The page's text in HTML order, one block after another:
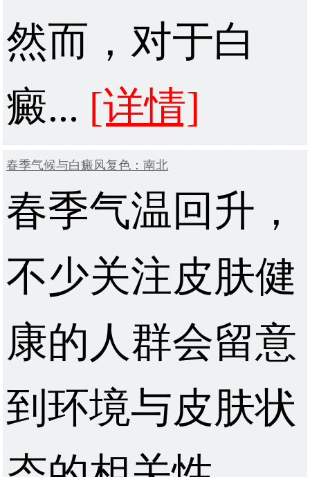
然而，对于白
癜... [详情]
春季气候与白癜风复色：南北
春季气温回升，
不少关注皮肤健
康的人群会留意
到环境与皮肤状